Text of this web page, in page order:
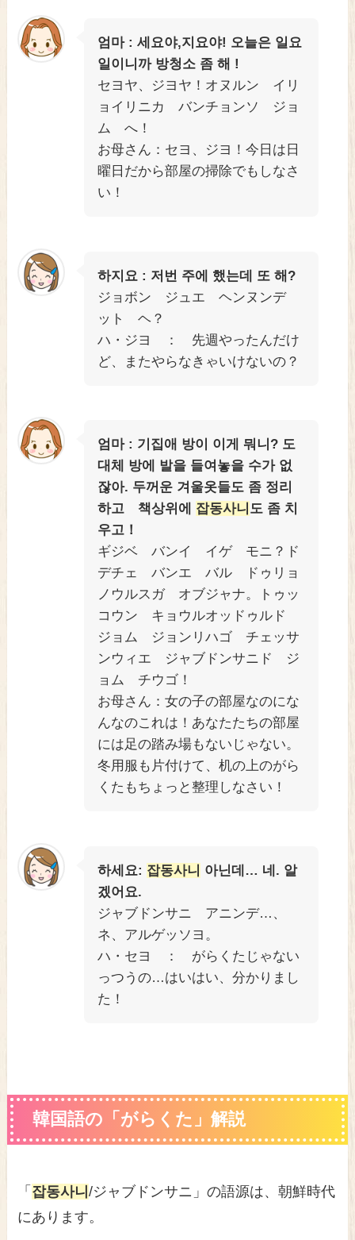
ヤ
엄마 : 세요야,지요야! 오늘은 일요
일이니까 방청소 좀 해 !
セヨヤ、ジヨヤ！オヌルン イリ
ョイリニカ バンチョンソ ジョ
ム へ！
お母さん：セヨ、ジヨ！今日は日
曜日だから部屋の掃除でもしなさ
い！
하지요 : 저번 주에 했는데 또 해?
ジョボン ジュエ ヘンヌンデ
ット ヘ？
ハ・ジヨ ： 先週やったんだけ
ど、またやらなきゃいけないの？
엄마 : 기집애 방이 이게 뭐니? 도
대체 방에 발을 들여놓을 수가 없
잖아. 두꺼운 겨울옷들도 좀 정리
하고 책상위에 잡동사니 도 좀 치
우고！
ギジベ バンイ イゲ モニ？ド
デチェ バンエ バル ドゥリョ
ノウルスガ オブジャナ。トゥッ
コウン キョウルオッドゥルド
ジョム ジョンリハゴ チェッサ
ンウィエ ジャブドンサニド ジ
ョム チウゴ！
お母さん：女の子の部屋なのにな
んなのこれは！あなたたちの部屋
には足の踏み場もないじゃない。
冬用服も片付けて、机の上のがら
くたもちょっと整理しなさい！
하세요: 잡동사니 아닌데… 네. 알
겠어요.
ジャブドンサニ アニンデ…、
ネ、アルゲッソヨ。
ハ・セヨ ： がらくたじゃない
っつうの…はいはい、分かりまし
た！
韓国語の「がらくた」解説
「 잡동사니/ジャブドンサニ」の語源は、朝鮮時代
にあります。